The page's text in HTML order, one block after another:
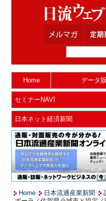
Home データ
セミナーNAVI
日本ネット経済新聞
Home 日本流通産業新聞